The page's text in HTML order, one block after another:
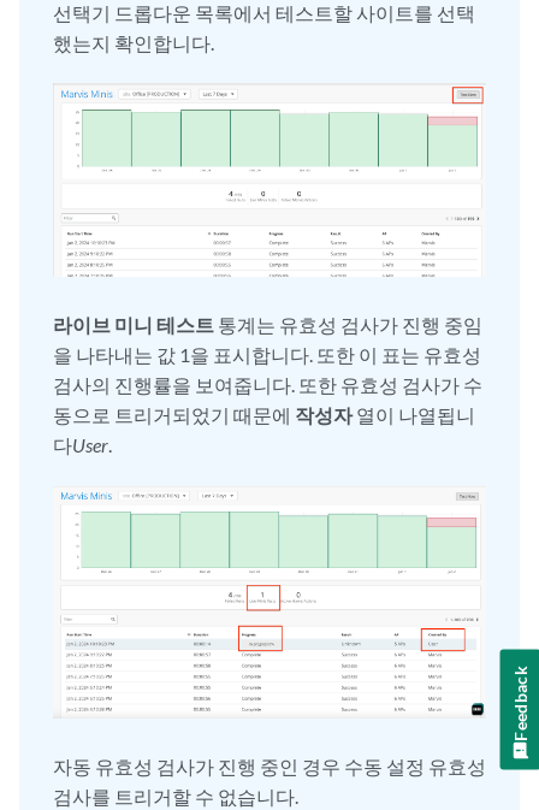
선택기 드롭다운 목록에서 테스트할 사이트를 선택
했는지 확인합니다.
라이브 미니 테스트 통계는 유효성 검사가 진행 중임
을 나타내는 값 1을 표시합니다. 또한 이 표는 유효성
검사의 진행률을 보여줍니다. 또한 유효성 검사가 수
동으로 트리거되었기 때문에 작성자열이 나열됩니
다User.
자동 유효성 검사가 진행 중인 경우 수동 설정 유효성
검사를 트리거할 수 없습니다.
Feedback